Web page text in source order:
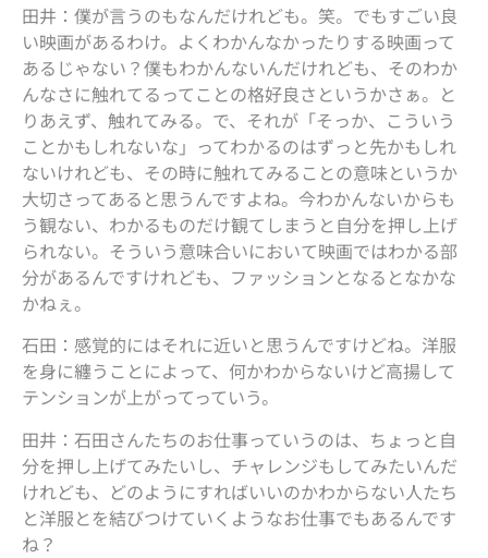
田井：僕が言うのもなんだけれども。笑。でもすごい良
い映画があるわけ。よくわかんなかったりする映画って
あるじゃない？僕もわかんないんだけれども、そのわか
んなさに触れてるってことの格好良さというかさぁ。と
りあえず、触れてみる。で、それが「そっか、こういう
ことかもしれないな」ってわかるのはずっと先かもしれ
ないけれども、その時に触れてみることの意味というか
大切さってあると思うんですよね。今わかんないからも
う観ない、わかるものだけ観てしまうと自分を押し上げ
られない。そういう意味合いにおいて映画ではわかる部
分があるんですけれども、ファッションとなるとなかな
かねぇ。
石田：感覚的にはそれに近いと思うんですけどね。洋服
を身に纏うことによって、何かわからないけど高揚して
テンションが上がってっていう。
田井：石田さんたちのお仕事っていうのは、ちょっと自
分を押し上げてみたいし、チャレンジもしてみたいんだ
けれども、どのようにすればいいのかわからない人たち
と洋服とを結びつけていくようなお仕事でもあるんです
ね？